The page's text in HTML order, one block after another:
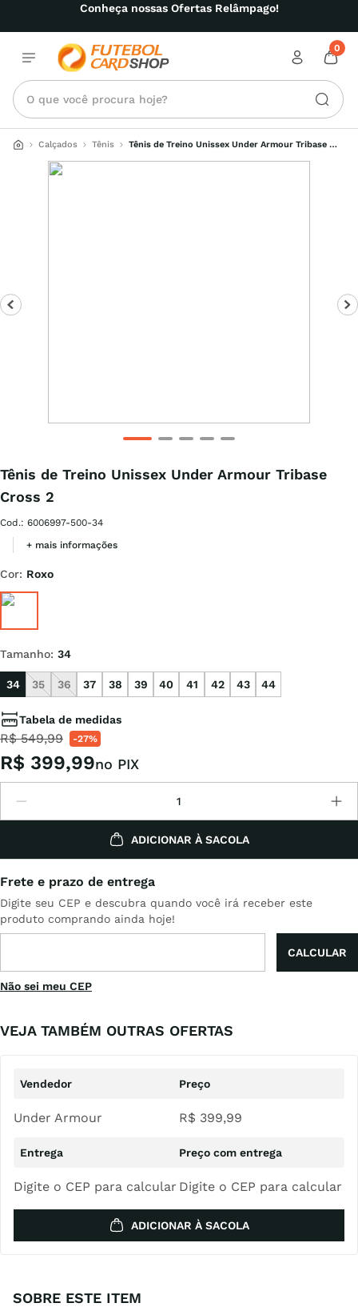
Conheça nossas Ofertas Relâmpago!
0
O que você procura hoje?
Calçados Tênis
Tênis de Treino Unissex Under Armour Tribase
Tênis de Treino Unissex Under Armour Tribase
Cross 2
Cod.: 6006997-500-34
+ mais informações
Cor: Roxo
Tamanho: 34
34 35 36 37 38 39 40 41 42 43 44
Tabela de medidas
R$ 549,99 -27%
R$ 399,99no PIX
ADICIONAR À SACOLA
Não sei meu CEP
VEJA TAMBÉM OUTRAS OFERTAS
Under Armour R$ 399,99
Digite o CEP para calcular Digite o CEP para calcular
ADICIONAR À SACOLA
SOBRE ESTE ITEM